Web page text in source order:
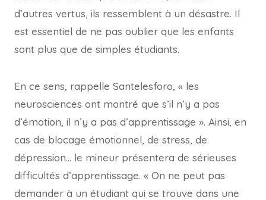
d’autres vertus, ils ressemblent à un désastre. Il
est essentiel de ne pas oublier que les enfants
sont plus que de simples étudiants.
En ce sens, rappelle Santelesforo, « les
neurosciences ont montré que s’il n’y a pas
d’émotion, il n’y a pas d’apprentissage ». Ainsi, en
cas de blocage émotionnel, de stress, de
dépression… le mineur présentera de sérieuses
difficultés d’apprentissage. « On ne peut pas
demander à un étudiant qui se trouve dans une